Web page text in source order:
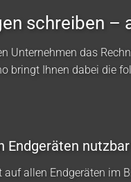
schreiben –
das
bringt Ihnen dabei die
Endgeräten nutzbar
auf allen Endgeräten im